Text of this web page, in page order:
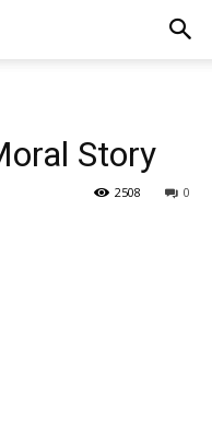
Story
0
2508